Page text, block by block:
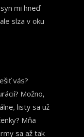
mi hneď
slza v oku
vás?
Možno,
listy sa už
? Mňa
sa až tak